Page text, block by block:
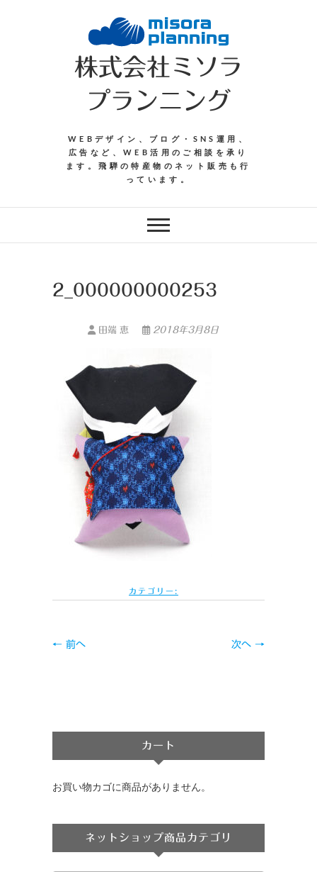
株式会社ミソラ
プランニング
WEBデザイン、ブログ・SNS運用、
広告など、WEB活用のご相談を承り
ます。飛騨の特産物のネット販売も行
っています。
2_000000000253
田端 恵 2018年3月8日
カテゴリー:
← 前へ 次へ →
カート
お買い物カゴに商品がありません。
ネットショップ商品カテゴリ